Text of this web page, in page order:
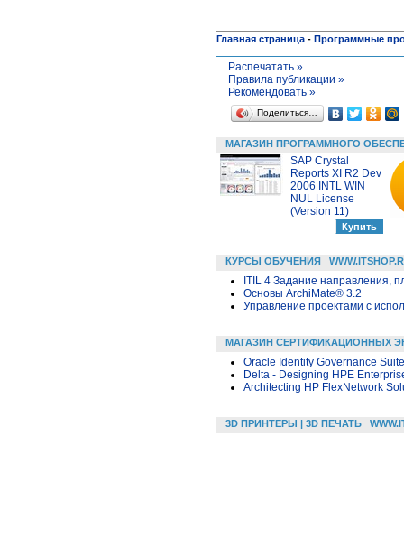
Главная страница - Программные
Распечатать »
Правила публикации »
Рекомендовать »
Поделиться…
МАГАЗИН ПРОГРАММНОГО
SAP Crystal
Reports XI R2 Dev
2006 INTL WIN
NUL License
(Version 11)
КУРСЫ ОБУЧЕНИЯ
ITIL 4 Задание направления,
Основы ArchiMate® 3.2
Управление проектами с
МАГАЗИН СЕРТИФИКАЦИОННЫХ
Oracle Identity Governance
Delta - Designing HPE
Architecting HP FlexNetwork
3D ПРИНТЕРЫ | 3D ПЕЧАТЬ